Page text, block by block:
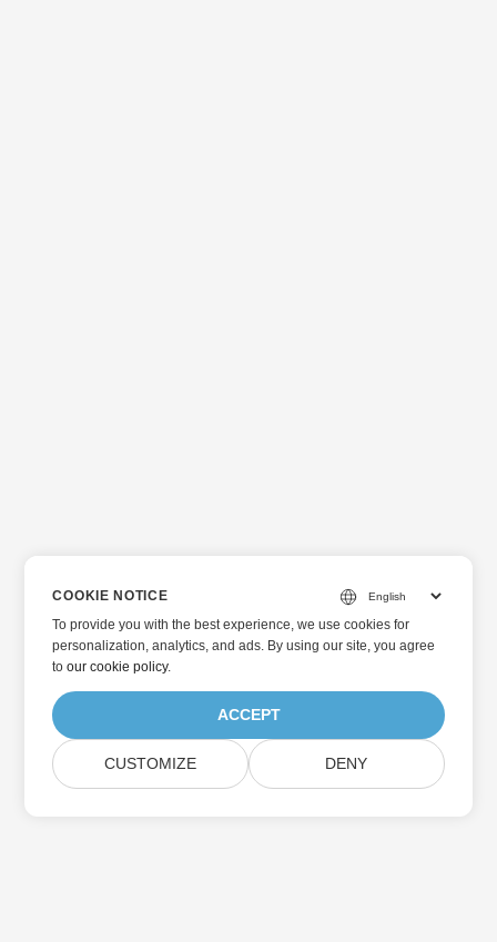
COOKIE NOTICE
To provide you with the best experience, we use cookies for
personalization, analytics, and ads. By using our site, you agree
toour cookie policy.
ACCEPT
CUSTOMIZE DENY